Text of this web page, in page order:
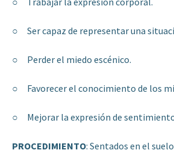
○ Ser capaz de representar una
○ Perder el miedo escénico.
○ Favorecer el conocimiento de los
○ Mejorar la expresión de
PROCEDIMIENTO: Sentados en el